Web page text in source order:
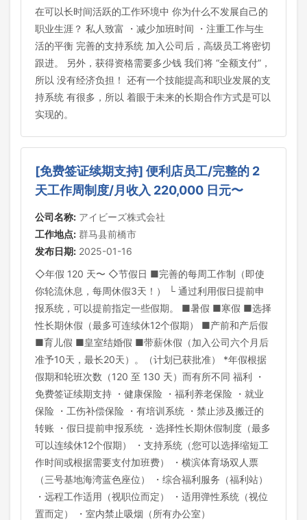
在可以长时间活跃的工作环境中 你为什么不发展自己的
职业生涯？ 私人致富 ・减少加班时间 ・注重工作与生
活的平衡 完善的支持系统 加入公司后，高级员工将密切
跟进。 另外，获得资格需要多少钱 我们将 “全额支付”，
所以 没有经济负担！ 还有一个技能提高和职业发展的支
持系统 有很多，所以 着眼于未来的长期合作方式是可以
实现的。
[免费签证续期支持] 便利店员工/完整的 2
天工作周制度/月收入 220,000 日元〜
公司名称: アイビーズ株式会社
工作地点: 群马县前橋市
发布日期: 2025-01-16
◇年假 120 天〜 ◇节假日 ■完善的每周工作制（即使
你轮流休息，每周休假3天！） └ 通过利用假日提前申
报系统，可以提前指定一些假期。 ■暑假 ■寒假 ■选择
性长期休假（最多可连续休12个假期） ■产前和产后假
■育儿假 ■皇室结婚假 ■带薪休假（加入公司六个月后
准予10天，最长20天）。（计划已获批准） *年假根据
假期和轮班次数（120 至 130 天）而有所不同 福利 ・
免费签证续期支持 ・健康保险 ・福利养老保险 ・就业
保险 ・工伤补偿保险 ・有培训系统 ・禁止涉及搬迁的
转账 ・假日提前申报系统 ・选择性长期休假制度（最多
可以连续休12个假期） ・支持系统（您可以选择缩短工
作时间或根据需要支付加班费） ・横滨体育场双人票
（三号基地海湾蓝色座位） ・综合福利服务（福利站）
・远程工作适用（视职位而定） ・适用弹性系统（视位
置而定） ・室内禁止吸烟（所有办公室）